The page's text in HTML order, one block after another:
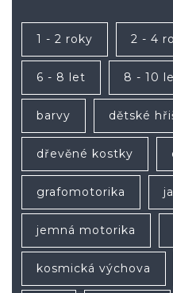
1 - 2 roky 2 - 4
6 - 8 let 8 - 10
barvy dětské
dřevěné kostky
grafomotorika
jemná motorika
kosmická výchova